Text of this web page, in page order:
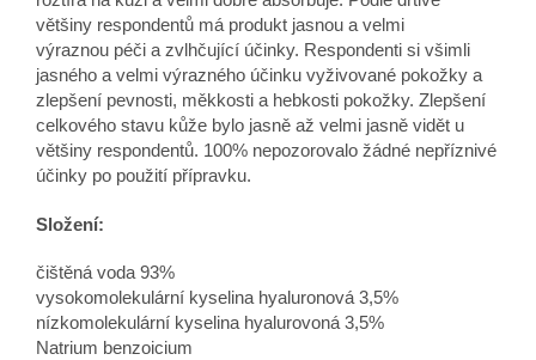
většiny respondentů má produkt jasnou a velmi
výraznou péči a zvlhčující účinky. Respondenti si všimli
jasného a velmi výrazného účinku vyživované pokožky a
zlepšení pevnosti, měkkosti a hebkosti pokožky. Zlepšení
celkového stavu kůže bylo jasně až velmi jasně vidět u
většiny respondentů. 100% nepozorovalo žádné nepříznivé
účinky po použití přípravku.
Složení:
čištěná voda 93%
vysokomolekulární kyselina hyaluronová 3,5%
nízkomolekulární kyselina hyalurovoná 3,5%
Natrium benzoicium